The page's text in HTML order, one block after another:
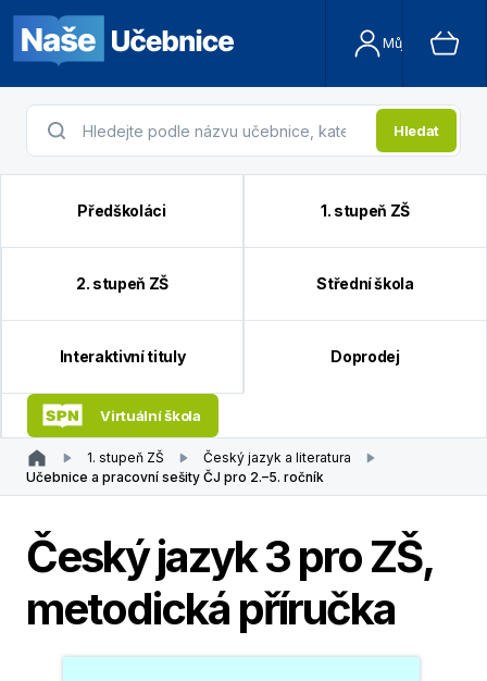
Můj účet
Hledat
Předškoláci 1. stupeň ZŠ
2. stupeň ZŠ Střední škola
Interaktivní tituly Doprodej
Virtuální škola
1. stupeň ZŠ
Český jazyk a literatura
Učebnice a pracovní sešity ČJ pro 2.–5. ročník
Český jazyk 3 pro ZŠ,
metodická příručka